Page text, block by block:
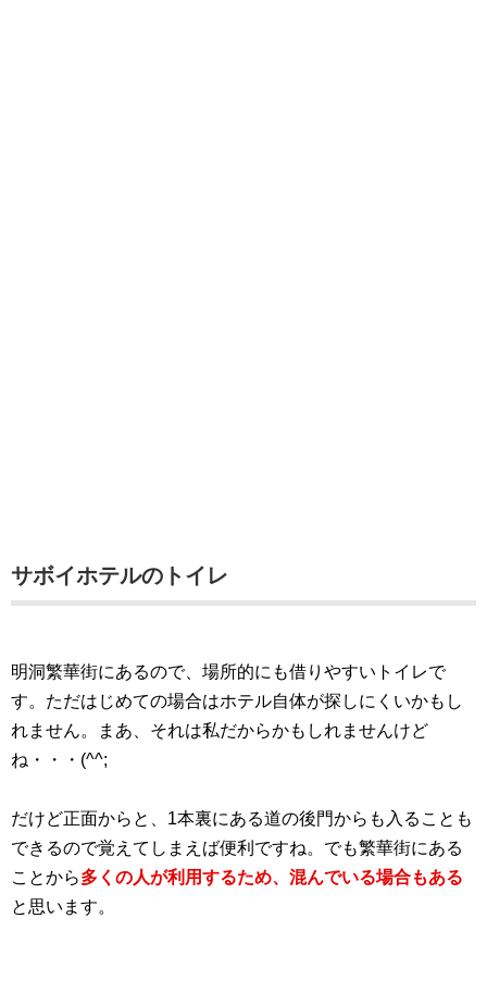
サボイホテルのトイレ
明洞繁華街にあるので、場所的にも借りやすいトイレで
す。ただはじめての場合はホテル自体が探しにくいかもし
れません。まあ、それは私だからかもしれませんけど
ね・・・(^^;
だけど正面からと、1本裏にある道の後門からも入ることも
できるので覚えてしまえば便利ですね。でも繁華街にある
ことから多くの人が利用するため、混んでいる場合もある
と思います。